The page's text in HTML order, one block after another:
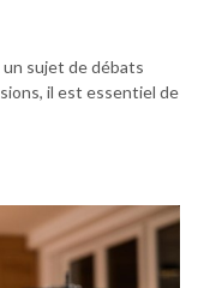
sujet de débats
il est essentiel de